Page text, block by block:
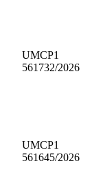
UMCP1
561732/2026
UMCP1
561645/2026